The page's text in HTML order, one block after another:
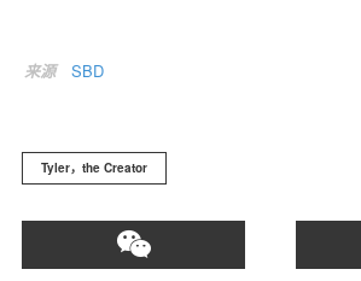
来源 SBD
Tyler，the Creator